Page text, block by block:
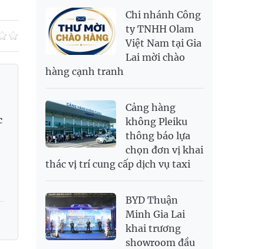
NOK
RUB
307.79
340.71
SAR
6,944.19
7,243.07
2,709.1
2,823.98
SGD
19,929.2
USD
26,010 26,040 26,420
PNJ 138,500,000142,500,000
Chi nhánh Công
ty TNHH Olam
Việt Nam tại Gia
Lai mời chào
hàng cạnh tranh
Cảng hàng
không Pleiku
thông báo lựa
chọn đơn vị khai
thác vị trí cung cấp dịch vụ taxi
BYD Thuận
Minh Gia Lai
khai trương
showroom đầu